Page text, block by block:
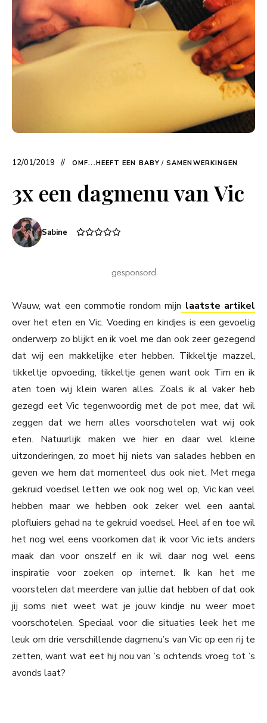
12/01/2019 OMF...HEEFT EEN BABY / SAMENWERKINGEN
3x een dagmenu van Vic
Sabine
Wauw, wat een commotie rondom mijn laatste artikel
over het eten en Vic. Voeding en kindjes is een gevoelig
onderwerp zo blijkt en ik voel me dan ook zeer gezegend
dat wij een makkelijke eter hebben. Tikkeltje mazzel,
tikkeltje opvoeding, tikkeltje genen want ook Tim en ik
aten toen wij klein waren alles. Zoals ik al vaker heb
gezegd eet Vic tegenwoordig met de pot mee, dat wil
zeggen dat we hem alles voorschotelen wat wij ook
eten. Natuurlijk maken we hier en daar wel kleine
uitzonderingen, zo moet hij niets van salades hebben en
geven we hem dat momenteel dus ook niet. Met mega
gekruid voedsel letten we ook nog wel op, Vic kan veel
hebben maar we hebben ook zeker wel een aantal
plofluiers gehad na te gekruid voedsel. Heel af en toe wil
het nog wel eens voorkomen dat ik voor Vic iets anders
maak dan voor onszelf en ik wil daar nog wel eens
inspiratie voor zoeken op internet. Ik kan het me
voorstelen dat meerdere van jullie dat hebben of dat ook
jij soms niet weet wat je jouw kindje nu weer moet
voorschotelen. Speciaal voor die situaties leek het me
leuk om drie verschillende dagmenu’s van Vic op een rij te
zetten, want wat eet hij nou van ’s ochtends vroeg tot ’s
avonds laat?